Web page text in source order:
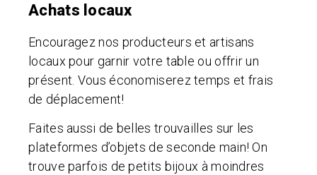
Achats locaux
Encouragez nos producteurs et artisans
locaux pour garnir votre table ou offrir un
présent. Vous économiserez temps et frais
de déplacement!
Faites aussi de belles trouvailles sur les
plateformes d’objets de seconde main! On
trouve parfois de petits bijoux à moindres